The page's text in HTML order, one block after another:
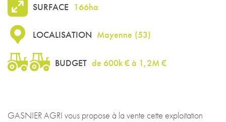
SURFACE 166ha
LOCALISATION Mayenne (53)
BUDGET de 600k € à 1,2M €
GASNIER AGRI vous propose à la vente cette exploitation